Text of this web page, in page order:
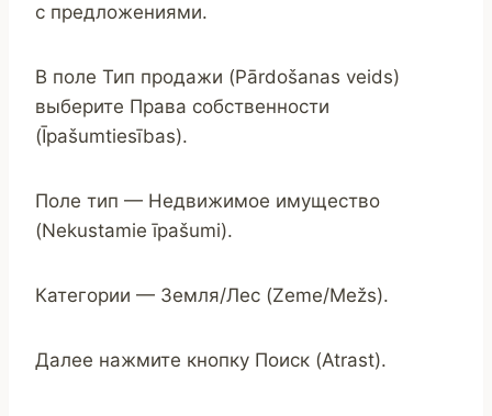
с предложениями.
В поле Тип продажи (Pārdošanas veids)
выберите Права собственности
(Īpašumtiesības).
Поле тип — Недвижимое имущество
(Nekustamie īpašumi).
Категории — Земля/Лес (Zeme/Mežs).
Далее нажмите кнопку Поиск (Atrast).